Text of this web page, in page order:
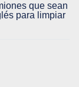
que sean
para limpiar